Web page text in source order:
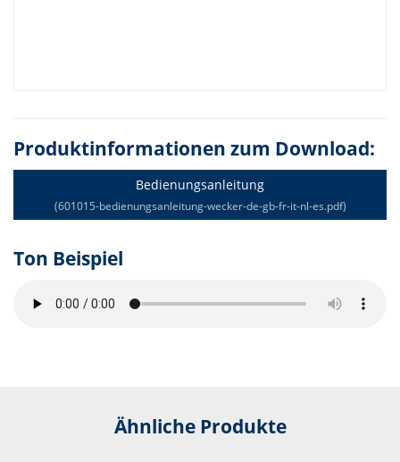
Produktinformationen zum Download:
Bedienungsanleitung
(601015-bedienungsanleitung-wecker-de-gb-fr-it-nl-es.pdf)
Ton Beispiel
Ähnliche Produkte